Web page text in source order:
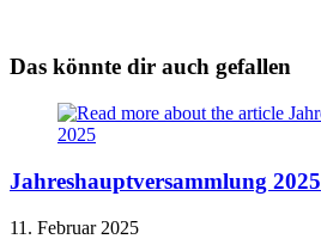
Das könnte dir auch gefallen
Jahreshauptversammlung 2025
11. Februar 2025